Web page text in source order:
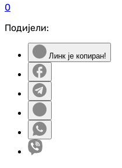
0
Подијели:
Линк је копиран!